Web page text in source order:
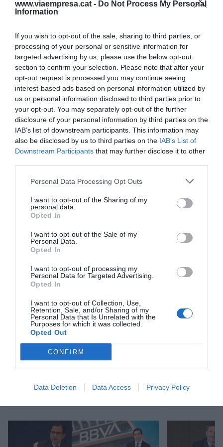
www.viaempresa.cat - Do Not Process My Personal
Information
If you wish to opt-out of the sale, sharing to third parties, or
processing of your personal or sensitive information for
targeted advertising by us, please use the below opt-out
section to confirm your selection. Please note that after your
opt-out request is processed you may continue seeing
interest-based ads based on personal information utilized by
us or personal information disclosed to third parties prior to
your opt-out. You may separately opt-out of the further
disclosure of your personal information by third parties on the
IAB’s list of downstream participants. This information may
also be disclosed by us to third parties on the IAB’s List of
Downstream Participants that may further disclose it to other
Personal Data Processing Opt Outs
I want to opt-out of the Sharing of my
personal data.
Opted In
I want to opt-out of the Sale of my
Personal Data.
Opted In
I want to opt-out of processing my
Personal Data for Targeted Advertising.
Opted In
I want to opt-out of Collection, Use,
Retention, Sale, and/or Sharing of my
Personal Data that Is Unrelated with the
Purposes for which it was collected.
Opted Out
CONFIRM
Data Deletion Data Access Privacy Policy
la"prima negativa"
l'oferta es realitza amb accions i no amb diners.
Pel que fa al rol del Govern en una hipotètica
tercera fase, Oliu s'ha limitat a recordar que
l'executiu "ha de fer el seu paper", però ha insistit
que és l'accionista qui tindrà l'última
paraula. "L'accionista de Sabadell ha de decidir si
deixa de ser un banc purament espanyol o
purament europeu per passar a ser accionista
d'un banc combinat, de ser accionista del primer
banc mexicà i del segon banc de Turquia. Són
afirmat.
AfegirVIA Empresacom a font preferida de
Google de forma gratuïta
ACTIVAR ARA